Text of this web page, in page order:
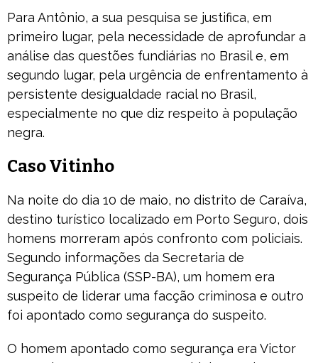
Para Antônio, a sua pesquisa se justifica, em
primeiro lugar, pela necessidade de aprofundar a
análise das questões fundiárias no Brasil e, em
segundo lugar, pela urgência de enfrentamento à
persistente desigualdade racial no Brasil,
especialmente no que diz respeito à população
negra.
Caso Vitinho
Na noite do dia 10 de maio, no distrito de Caraíva,
destino turístico localizado em Porto Seguro, dois
homens morreram após confronto com policiais.
Segundo informações da Secretaria de
Segurança Pública (SSP-BA), um homem era
suspeito de liderar uma facção criminosa e outro
foi apontado como segurança do suspeito.
O homem apontado como segurança era Victor